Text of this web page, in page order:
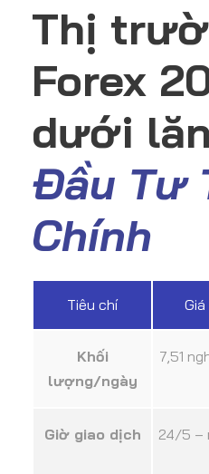
Thị
Forex
dưới
Đầu Tư
Chính
Tiêu chí
Khối
lượng/ngày
7,51
Giờ giao dịch
24/5 –